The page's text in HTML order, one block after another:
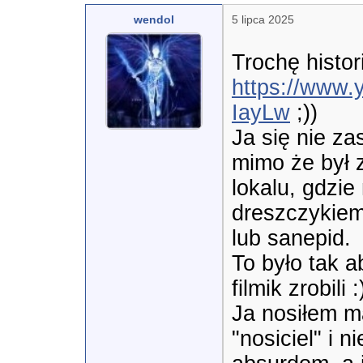
wendol 5 lipca 2025
https://
IayLw ;))
Ja się nie
mimo że był
lokalu,
lub sanepid.
To było tak
filmik zrobili
Ja nosiłem
"nosiciel" i